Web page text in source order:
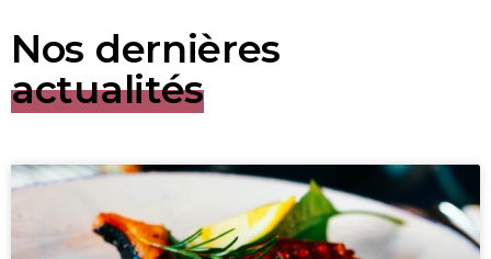
Nos dernières
actualités